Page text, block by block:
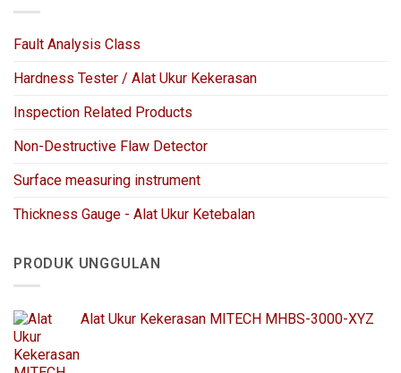
Fault Analysis Class
Hardness Tester / Alat Ukur Kekerasan
Inspection Related Products
Non-Destructive Flaw Detector
Surface measuring instrument
Thickness Gauge - Alat Ukur Ketebalan
PRODUK UNGGULAN
Alat Ukur Kekerasan MITECH MHBS-3000-XYZ